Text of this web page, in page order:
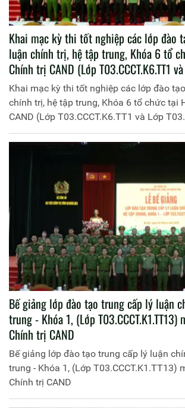
Khai mạc kỳ thi tốt nghiệp các lớp đào
luận chính trị, hệ tập trung, Khóa 6 tổ
Chính trị CAND (Lớp T03.CCCT.K6.TT1
T03.CCCT.K6.TT2)
Khai mạc kỳ thi tốt nghiệp các lớp đào
chính trị, hệ tập trung, Khóa 6 tổ chức tại
CAND (Lớp T03.CCCT.K6.TT1 và Lớp
Bế giảng lớp đào tạo trung cấp lý luận
trung - Khóa 1, (Lớp
Chính trị CAND
Bế giảng lớp đào tạo trung cấp lý luận
trung - Khóa 1, (Lớp T03.CCCT.K1.TT13)
Chính trị CAND